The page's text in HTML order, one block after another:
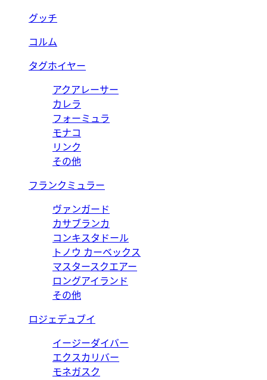
グッチ
コルム
タグホイヤー
アクアレーサー
カレラ
フォーミュラ
モナコ
リンク
その他
フランクミュラー
ヴァンガード
カサブランカ
コンキスタドール
トノウ カーベックス
マスタースクエアー
ロングアイランド
その他
ロジェデュブイ
イージーダイバー
エクスカリバー
モネガスク